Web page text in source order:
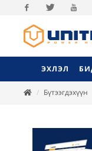
Facebook
ЭХЛЭЛ
Бүтээгдэхүүн